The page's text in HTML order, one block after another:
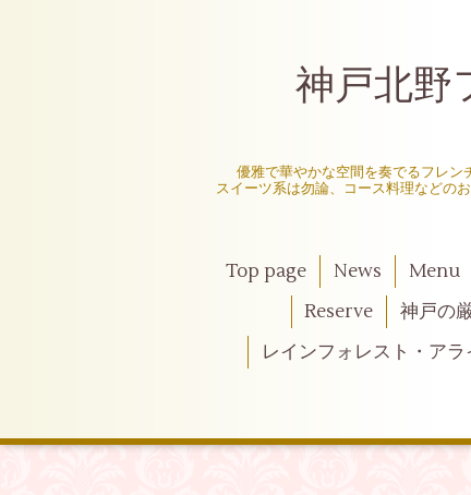
神戸北
優雅で華やかな空間を奏でるフレン
スイーツ系は勿論、コース料理などの
Top page News Menu
Reserve
神戸の
レインフォレスト・ア